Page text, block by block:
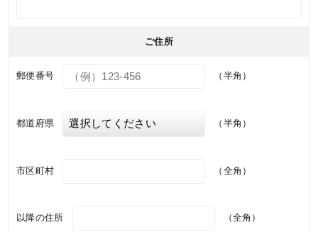
ご住所
郵便番号 （半角）
都道府県 （半角）
市区町村 （全角）
以降の住所 （全角）